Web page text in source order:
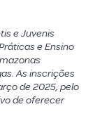
e Juvenis
e Ensino
As inscrições
de 2025, pelo
de oferecer